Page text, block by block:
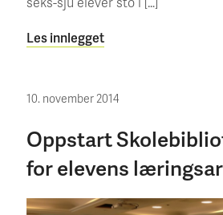
Les innlegget
10. november 2014
Oppstart
for elevens